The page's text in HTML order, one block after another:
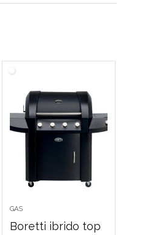
GAS
Boretti ibrido top